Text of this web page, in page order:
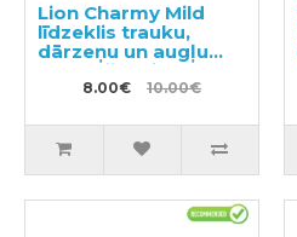
Lion Charmy Mild
līdzeklis trauku,
dārzeņu un augļu
mazgāšanai, ar
apelsīna eļļu,
8.00€ 10.00€